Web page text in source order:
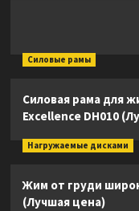
Силовые рамы
Силовая рама для
Excellence DH010
Нагружаемые дисками
Жим от груди
(Лучшая цена)